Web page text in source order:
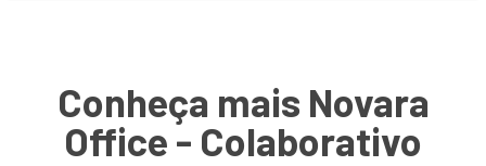
Conheça mais Novara
Office - Colaborativo